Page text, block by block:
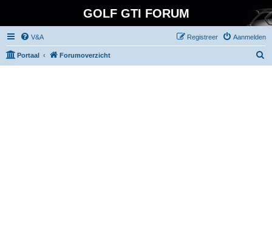
GOLF GTI FORUM
V&A Aanmelden
Registreer
Portaal Forumoverzicht